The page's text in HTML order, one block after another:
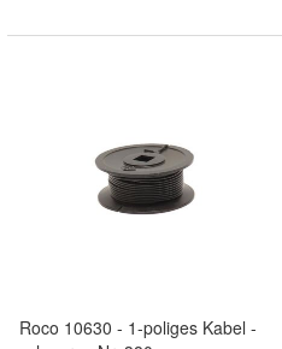
Roco 10630 - 1-poliges Kabel -